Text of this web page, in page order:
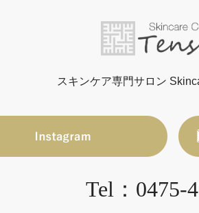
スキンケア専門サロン
Tel：0475-